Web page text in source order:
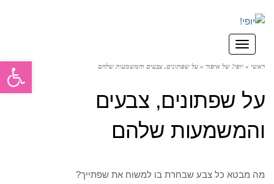
תפריט
ראשי » יופי! של איפור » על שפתונים, צבעים והמשמעות שלהם
על שפתונים, צבעים
והמשמעות שלהם
מה מבטא כל צבע שבחרת בו למשוח את שפתייך?
פתח